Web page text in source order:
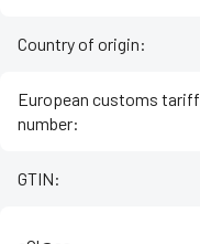
Country of origin:
European customs tariff
number:
GTIN: